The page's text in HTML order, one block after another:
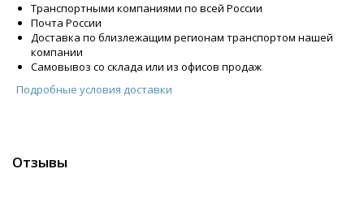
Транспортными компаниями по всей России
Почта России
Доставка по близлежащим регионам транспортом нашей
компании
Самовывоз со склада или из офисов продаж
Подробные условия доставки
Отзывы